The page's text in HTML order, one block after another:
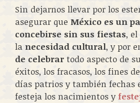
Sin dejarnos llevar por los
asegurar que México es un
concebirse sin sus fiestas,
la necesidad cultural, y por
de celebrar todo aspecto de
éxitos, los fracasos, los fines
días patrios y también fechas
festeja los nacimientos y